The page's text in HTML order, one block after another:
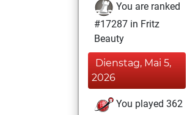
You are ranked
#17287 in Fritz
Beauty
Dienstag, Mai 5,
2026
You played 362